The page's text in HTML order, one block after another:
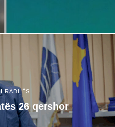
RADHËS
26 qershor